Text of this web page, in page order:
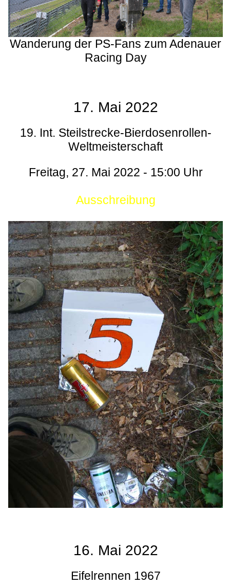
Wanderung der PS-Fans zum Adenauer
Racing Day
17. Mai 2022
19. Int. Steilstrecke-Bierdosenrollen-
Weltmeisterschaft
Freitag, 27. Mai 2022 - 15:00 Uhr
Ausschreibung
16. Mai 2022
Eifelrennen 1967